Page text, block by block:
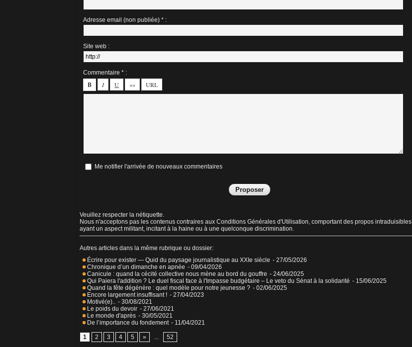
Adresse email (non publiée) * :
Site web :
Commentaire * :
Me notifier l'arrivée de nouveaux commentaires
Veuillez respecter la nétiquette.
Nous n'acceptons pas les contenus contraires aux Conditions Générales d'Utilisation, comportant des propos intraduisibles,
ayant un aspect militant, incitant à la haine ou à une quelconque discrimination.
Autres articles dans la même rubrique ou dossier:
Écrire pour exister — Quid du paysage journalistique au XXIe siècle - 27/05/2026
Chronique d’un dimanche en apnée - 09/04/2026
Canicule : quand la cécité collective nous mène au bord du gouffre - 24/06/2025
Qui Paiera l'addition ? Le duel fiscal face à l'Impasse budgétaire – Le veto du Sénat à la solidarité - 15/06/2025
Quand la fête dégénère : quel modèle pour notre jeunesse ? - 02/06/2025
Encore largement insuffisant ! - 27/04/2023
Motivé(e)..
- 30/08/2021
Le poids du devoir - 27/06/2021
Le monde d'après - 30/05/2021
De l’importance du fondement - 11/04/2021
1 2 3 4 5 » 52